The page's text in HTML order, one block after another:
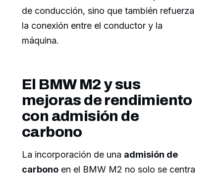
de conducción, sino que también refuerza
la conexión entre el conductor y la
máquina.
El BMW M2 y sus
mejoras de rendimiento
con admisión de
carbono
La incorporación de una admisión de
carbono en el BMW M2 no solo se centra